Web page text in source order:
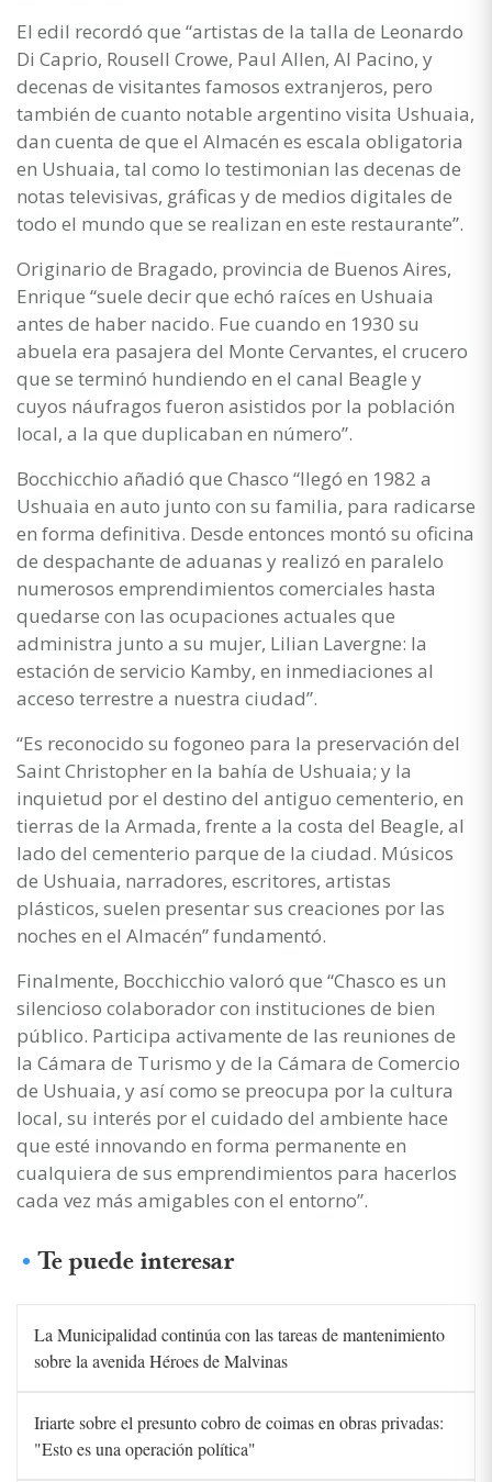
El edil recordó que “artistas de la talla de Leonardo
Di Caprio, Rousell Crowe, Paul Allen, Al Pacino, y
decenas de visitantes famosos extranjeros, pero
también de cuanto notable argentino visita Ushuaia,
dan cuenta de que el Almacén es escala obligatoria
en Ushuaia, tal como lo testimonian las decenas de
notas televisivas, gráficas y de medios digitales de
todo el mundo que se realizan en este restaurante”.
Originario de Bragado, provincia de Buenos Aires,
Enrique “suele decir que echó raíces en Ushuaia
antes de haber nacido. Fue cuando en 1930 su
abuela era pasajera del Monte Cervantes, el crucero
que se terminó hundiendo en el canal Beagle y
cuyos náufragos fueron asistidos por la población
local, a la que duplicaban en número”.
Bocchicchio añadió que Chasco “llegó en 1982 a
Ushuaia en auto junto con su familia, para radicarse
en forma definitiva. Desde entonces montó su oficina
de despachante de aduanas y realizó en paralelo
numerosos emprendimientos comerciales hasta
quedarse con las ocupaciones actuales que
administra junto a su mujer, Lilian Lavergne: la
estación de servicio Kamby, en inmediaciones al
acceso terrestre a nuestra ciudad”.
“Es reconocido su fogoneo para la preservación del
Saint Christopher en la bahía de Ushuaia; y la
inquietud por el destino del antiguo cementerio, en
tierras de la Armada, frente a la costa del Beagle, al
lado del cementerio parque de la ciudad. Músicos
de Ushuaia, narradores, escritores, artistas
plásticos, suelen presentar sus creaciones por las
noches en el Almacén” fundamentó.
Finalmente, Bocchicchio valoró que “Chasco es un
silencioso colaborador con instituciones de bien
público. Participa activamente de las reuniones de
la Cámara de Turismo y de la Cámara de Comercio
de Ushuaia, y así como se preocupa por la cultura
local, su interés por el cuidado del ambiente hace
que esté innovando en forma permanente en
cualquiera de sus emprendimientos para hacerlos
cada vez más amigables con el entorno”.
Te puede interesar
La Municipalidad continúa con las tareas de mantenimiento
sobre la avenida Héroes de Malvinas
Iriarte sobre el presunto cobro de coimas en obras privadas:
"Esto es una operación política"